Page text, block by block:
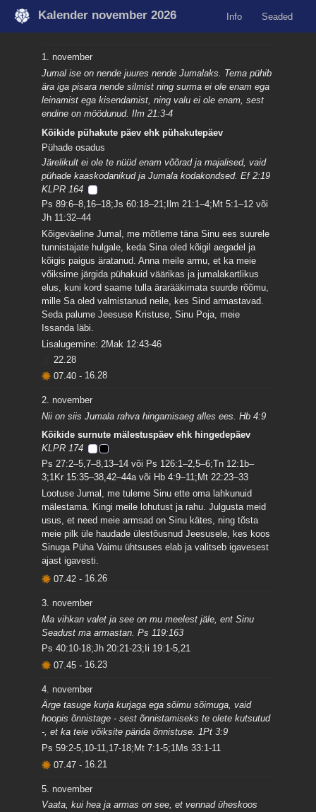
Kalender november 2026 Info Seaded
1. november
Jumal ise on nende juures nende Jumalaks. Tema pühib
ära iga pisara nende silmist ning surma ei ole enam ega
leinamist ega kisendamist, ning valu ei ole enam, sest
endine on möödunud. Ilm 21:3-4
Kõikide pühakute päev ehk pühakutepäev
Pühade osadus
Järelikult ei ole te nüüd enam võõrad ja majalised, vaid
pühade kaaskodanikud ja Jumala kodakondsed. Ef 2:19
KLPR 164
Ps 89:6–8,16–18;Js 60:18–21;Ilm 21:1–4;Mt 5:1–12 või
Jh 11:32–44
Kõigeväeline Jumal, me mõtleme täna Sinu ees suurele
tunnistajate hulgale, keda Sina oled kõigil aegadel ja
kõigis paigus äratanud. Anna meile armu, et ka meie
võiksime järgida pühakuid väärikas ja jumalakartlikus
elus, kuni kord saame tulla ärarääkimata suurde rõõmu,
mille Sa oled valmistanud neile, kes Sind armastavad.
Seda palume Jeesuse Kristuse, Sinu Poja, meie
Issanda läbi.
Lisalugemine: 2Mak 12:43-46
22.28
07.40- 16.28
2. november
Nii on siis Jumala rahva hingamisaeg alles ees. Hb 4:9
Kõikide surnute mälestuspäev ehk hingedepäev
KLPR 174
Ps 27:2–5,7–8,13–14 või Ps 126:1–2,5–6;Tn 12:1b–
3;1Kr 15:35–38,42–44a või Hb 4:9–11;Mt 22:23–33
Lootuse Jumal, me tuleme Sinu ette oma lahkunuid
mälestama. Kingi meile lohutust ja rahu. Julgusta meid
usus, et need meie armsad on Sinu kätes, ning tõsta
meie pilk üle haudade ülestõusnud Jeesusele, kes koos
Sinuga Püha Vaimu ühtsuses elab ja valitseb igavesest
ajast igavesti.
07.42- 16.26
3. november
Ma vihkan valet ja see on mu meelest jäle, ent Sinu
Seadust ma armastan. Ps 119:163
Ps 40:10-18;Jh 20:21-23;Ii 19:1-5,21
07.45- 16.23
4. november
Ärge tasuge kurja kurjaga ega sõimu sõimuga, vaid
hoopis õnnistage - sest õnnistamiseks te olete kutsutud
-, et ka teie võiksite pärida õnnistuse. 1Pt 3:9
Ps 59:2-5,10-11,17-18;Mt 7:1-5;1Ms 33:1-11
07.47- 16.21
5. november
Vaata, kui hea ja armas on see, et vennad üheskoos